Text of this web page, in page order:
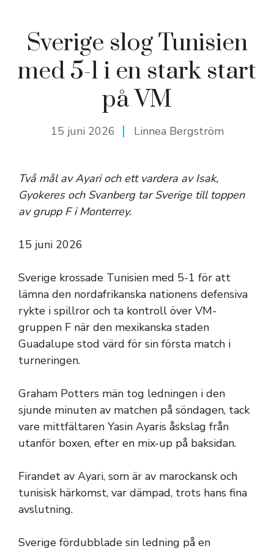
Sverige slog Tunisien
med 5-1 i en stark start
på VM
15 juni 2026 Linnea Bergström
Två mål av Ayari och ett vardera av Isak,
Gyokeres och Svanberg tar Sverige till toppen
av grupp F i Monterrey.
Publicerad
15
juni
2026
15 juni 2026
Sverige krossade Tunisien med 5-1 för att
lämna den nordafrikanska nationens defensiva
rykte i spillror och ta kontroll över VM-
gruppen F när den mexikanska staden
Guadalupe stod värd för sin första match i
turneringen.
Graham Potters män tog ledningen i den
sjunde minuten av matchen på söndagen, tack
vare mittfältaren Yasin Ayaris åskslag från
utanför boxen, efter en mix-up på baksidan.
Firandet av Ayari, som är av marockansk och
tunisisk härkomst, var dämpad, trots hans fina
avslutning.
Sverige fördubblade sin ledning på en